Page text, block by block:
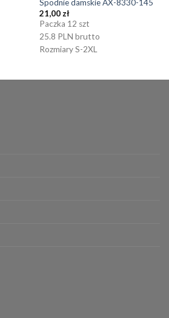
Spodnie damskie AX-8330-145
21,00 zł
Paczka 12 szt
25.8 PLN brutto
Rozmiary S-2XL